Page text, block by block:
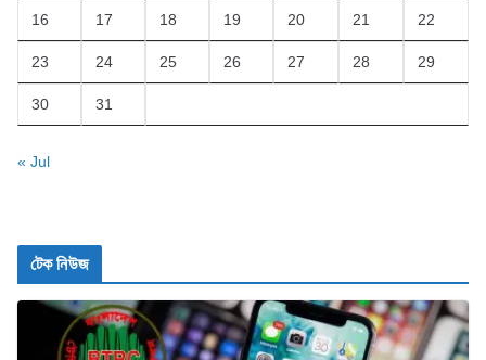
16 17 18 19 20 21 22
23 24 25 26 27 28 29
30 31
« Jul
টেক নিউজ